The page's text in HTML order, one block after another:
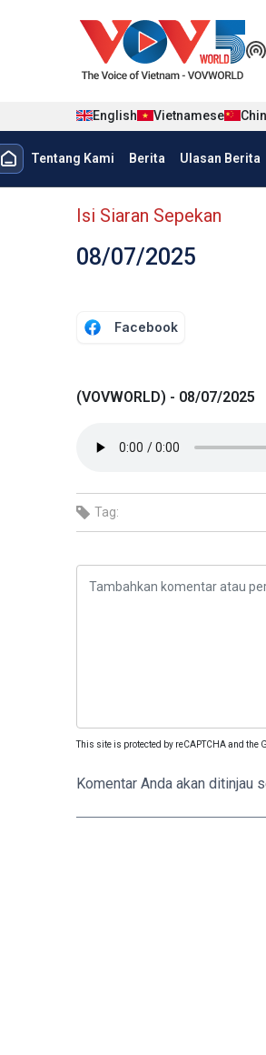
English Vietnamese
menu trang chủ
Tentang Kami Berita Ulasan Berita
menu phụ tiếng Indo
Isi Siaran Sepekan
08/07/2025
Facebook
(VOVWORLD) - 08/07/2025
Tag:
This site is protected by reCAPTCHA and the
Komentar Anda akan ditinjau